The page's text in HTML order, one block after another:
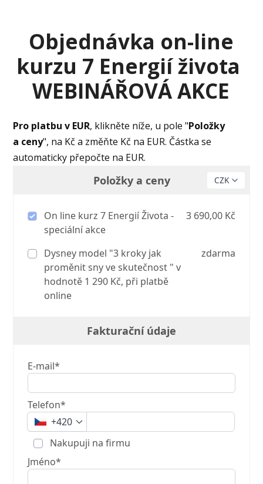
Objednávka on-line
kurzu 7 Energií života
WEBINÁŘOVÁ AKCE
Pro platbu v EUR, klikněte níže, u pole "Položky
a ceny", na Kč a změňte Kč na EUR. Částka se
automaticky přepočte na EUR.
Položky a ceny
On line kurz 7 Energií Života -
speciální akce
3 690,00 Kč
Dysney model "3 kroky jak
proměnit sny ve skutečnost " v
hodnotě 1 290 Kč, při platbě
online
zdarma
Fakturační údaje
E-mail*
Telefon*
+420
Nakupuji na firmu
Jméno*